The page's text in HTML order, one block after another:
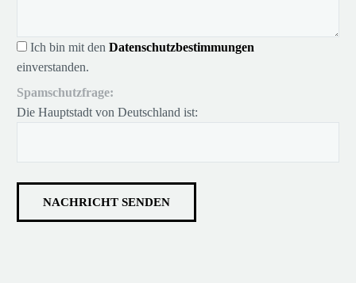
Ich bin mit den Datenschutzbestimmungen
einverstanden.
Spamschutzfrage:
Die Hauptstadt von Deutschland ist: